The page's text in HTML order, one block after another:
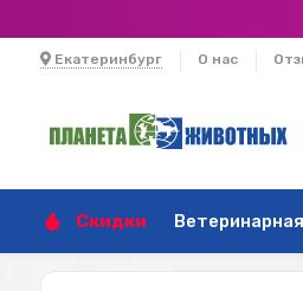
Екатеринбург О нас
Скидки